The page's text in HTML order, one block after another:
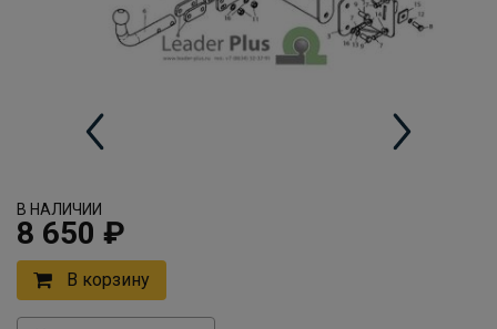
В НАЛИЧИИ
8 650 ₽
В корзину